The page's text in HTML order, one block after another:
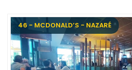
46 - MCDONALD’S - NAZARÉ